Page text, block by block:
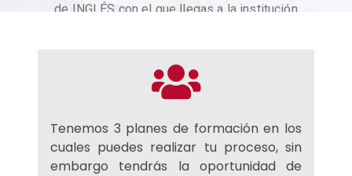
de INGLÉS con el que llegas a la institución
Tenemos 3 planes de formación en los
cuales puedes realizar tu proceso, sin
embargo tendrás la oportunidad de